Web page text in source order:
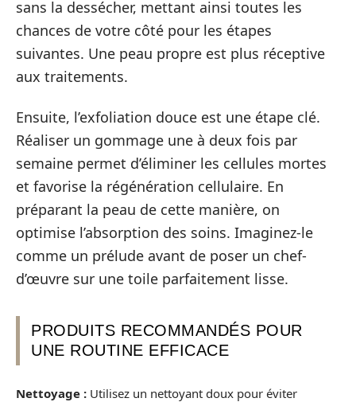
sans la dessécher, mettant ainsi toutes les
chances de votre côté pour les étapes
suivantes. Une peau propre est plus réceptive
aux traitements.
Ensuite, l’exfoliation douce est une étape clé.
Réaliser un gommage une à deux fois par
semaine permet d’éliminer les cellules mortes
et favorise la régénération cellulaire. En
préparant la peau de cette manière, on
optimise l’absorption des soins. Imaginez-le
comme un prélude avant de poser un chef-
d’œuvre sur une toile parfaitement lisse.
PRODUITS RECOMMANDÉS POUR
UNE ROUTINE EFFICACE
Nettoyage : Utilisez un nettoyant doux pour éviter